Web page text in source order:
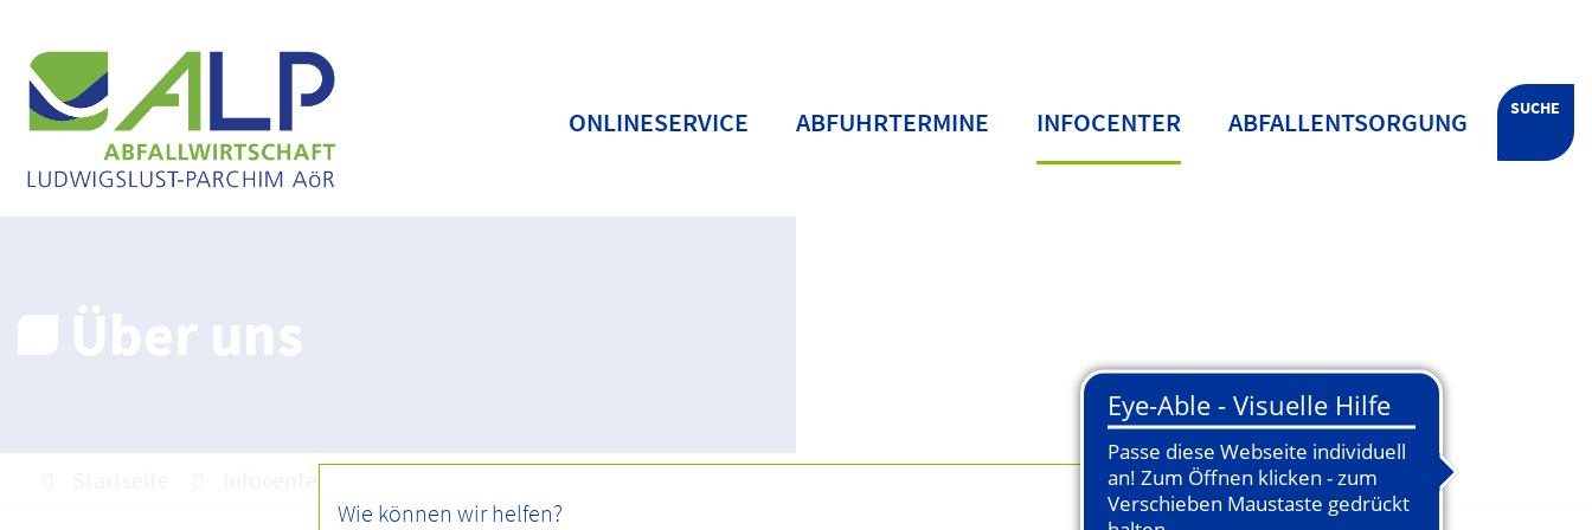
SUCHE
ONLINESERVICE ABFUHRTERMINE INFOCENTER ABFALLENTSORGUNG
Über uns